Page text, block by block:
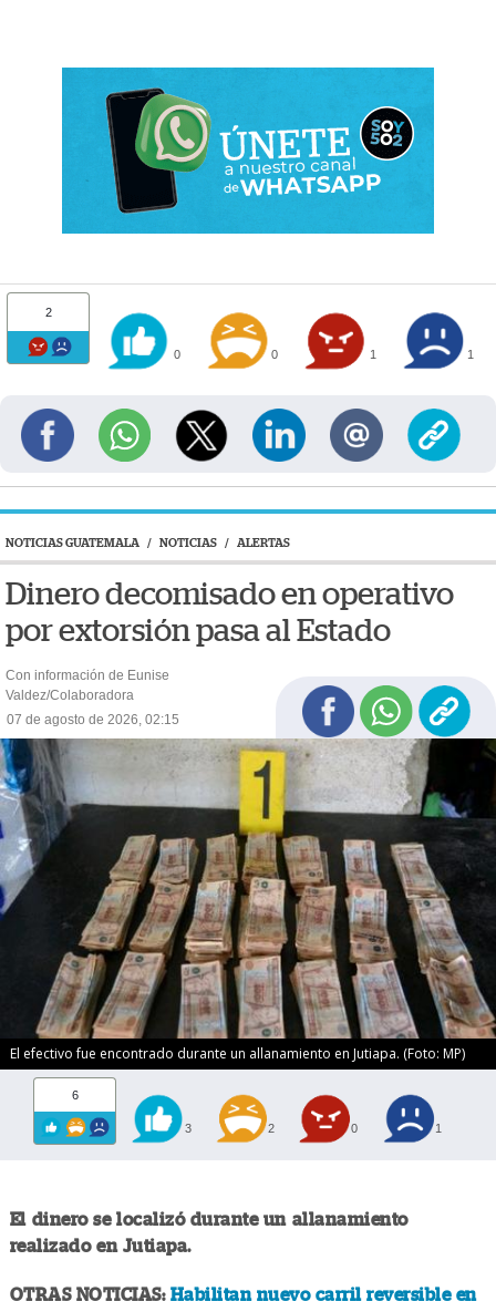
2
0 0 1 1
NOTICIAS GUATEMALA / NOTICIAS / ALERTAS
Dinero decomisado en operativo
por extorsión pasa al Estado
Con información de Eunise
Valdez/Colaboradora
07 de agosto de 2026, 02:15
El efectivo fue encontrado durante un allanamiento en Jutiapa. (Foto: MP)
6
3 2 0 1
El dinero se localizó durante un allanamiento
realizado en Jutiapa.
OTRAS NOTICIAS: Habilitan nuevo carril reversible en